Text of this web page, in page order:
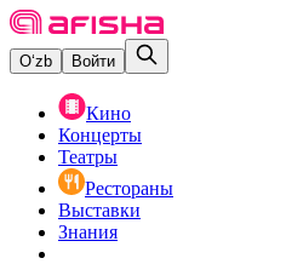
O‘zb Войти
Кино
Концерты
Театры
Рестораны
Выставки
Знания